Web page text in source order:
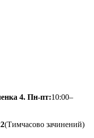
4. Пн-пт:10:00–
(Тимчасово зачинений)